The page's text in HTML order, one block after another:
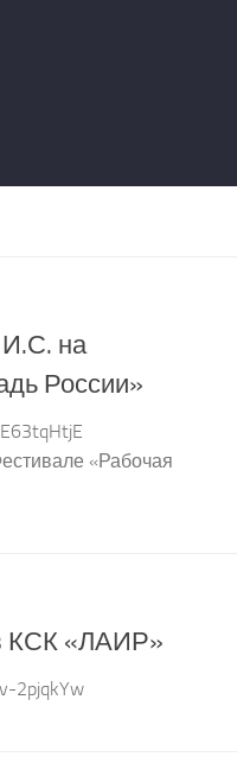
на
России»
«Рабочая
КСК «ЛАИР»
2pjqkYw